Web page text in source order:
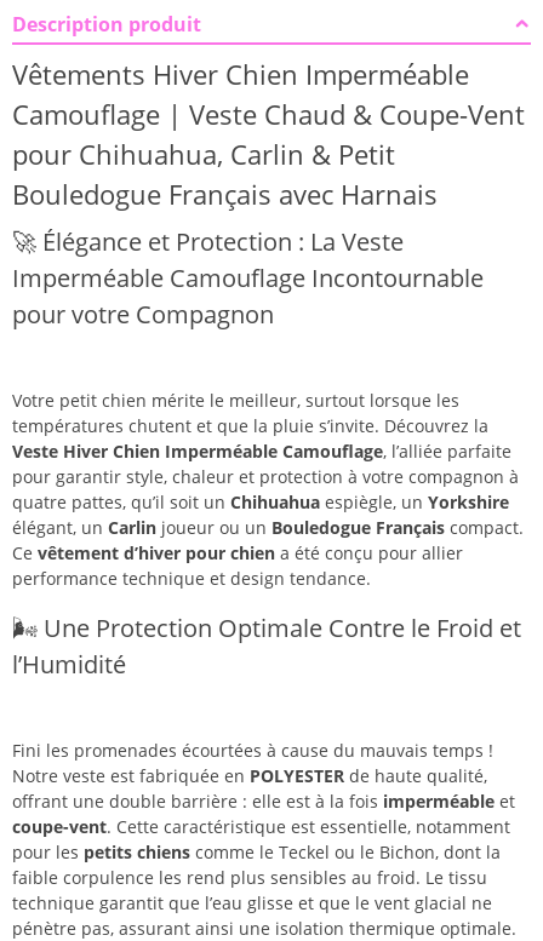
Description produit
Vêtements Hiver Chien Imperméable
Camouflage | Veste Chaud & Coupe-Vent
pour Chihuahua, Carlin & Petit
Bouledogue Français avec Harnais
🚀 Élégance et Protection : La Veste
Imperméable Camouflage Incontournable
pour votre Compagnon
Votre petit chien mérite le meilleur, surtout lorsque les
températures chutent et que la pluie s’invite. Découvrez la
Veste Hiver Chien Imperméable Camouflage, l’alliée parfaite
pour garantir style, chaleur et protection à votre compagnon à
quatre pattes, qu’il soit un Chihuahua espiègle, un Yorkshire
élégant, un Carlin joueur ou un Bouledogue Français compact.
Ce vêtement d’hiver pour chien a été conçu pour allier
performance technique et design tendance.
🌬️ Une Protection Optimale Contre le Froid et
l’Humidité
Fini les promenades écourtées à cause du mauvais temps !
Notre veste est fabriquée en POLYESTER de haute qualité,
offrant une double barrière : elle est à la fois imperméable et
coupe-vent. Cette caractéristique est essentielle, notamment
pour les petits chiens comme le Teckel ou le Bichon, dont la
faible corpulence les rend plus sensibles au froid. Le tissu
technique garantit que l’eau glisse et que le vent glacial ne
pénètre pas, assurant ainsi une isolation thermique optimale.